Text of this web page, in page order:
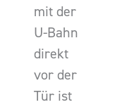
mit der
U-Bahn
direkt
vor der
Tür ist